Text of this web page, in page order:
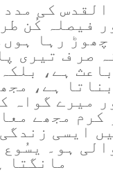
القدس کی
فیصلہ کُن
چھوڑ رہا
صر ف تیری
ہے،
ہے،
میرے گواہ
کرم مجھے
ایسی
ہو۔
مانگتا